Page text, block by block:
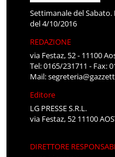
Settimanale del
del 4/10/2016
REDAZIONE
via Festaz, 52 - 11100
Tel: 0165/231711 - Fax:
Mail:
Editore
LG PRESSE S.R.L.
via Festaz, 52 11100
DIRETTORE